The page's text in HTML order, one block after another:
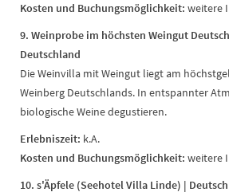
Kosten und Buchungsmöglichkeit: weitere
9. Weinprobe im höchsten Weingut
Deutschland
Die Weinvilla mit Weingut liegt am
Weinberg Deutschlands. In entspannter
biologische Weine degustieren.
Erlebniszeit: k.A.
Kosten und Buchungsmöglichkeit: weitere
10. s'Äpfele (Seehotel Villa Linde) |